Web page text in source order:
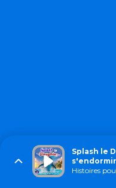
Splash le
s'endormir
Patricia
Histoires